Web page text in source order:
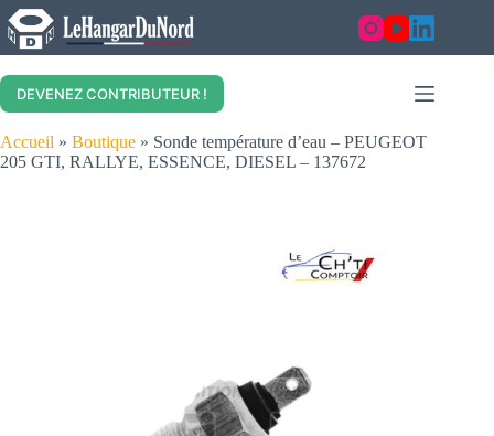
Skip
to
content
DEVENEZ CONTRIBUTEUR !
Accueil » Boutique » Sonde température d’eau – PEUGEOT
205 GTI, RALLYE, ESSENCE, DIESEL – 137672